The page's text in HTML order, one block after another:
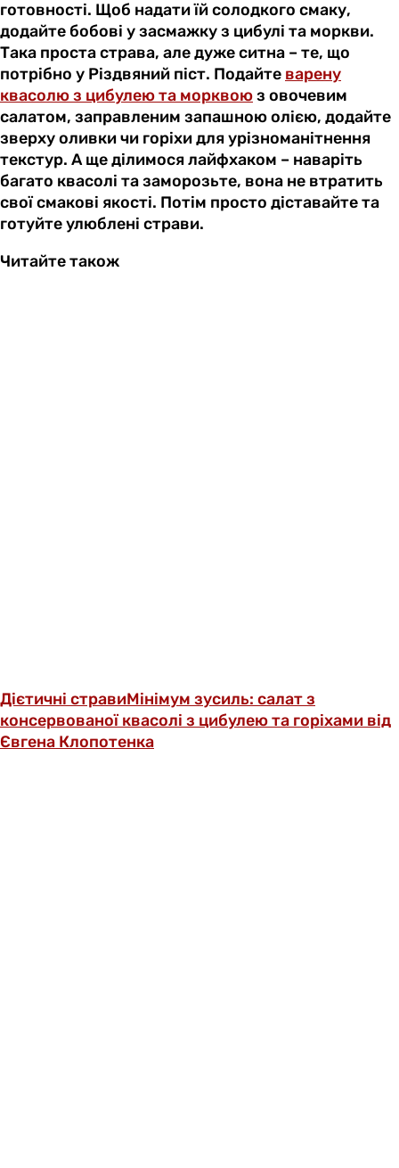
готовності. Щоб надати їй солодкого смаку,
додайте бобові у засмажку з цибулі та моркви.
Така проста страва, але дуже ситна – те, що
потрібно у Різдвяний піст. Подайте варену
квасолю з цибулею та морквоюз овочевим
салатом, заправленим запашною олією, додайте
зверху оливки чи горіхи для урізноманітнення
текстур. А ще ділимося лайфхаком – наваріть
багато квасолі та заморозьте, вона не втратить
свої смакові якості. Потім просто діставайте та
готуйте улюблені страви.
Читайте також
Дієтичні стравиМінімум зусиль: салат з
консервованої квасолі з цибулею та горіхами від
Євгена Клопотенка